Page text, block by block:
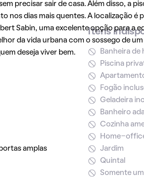
precisar sair de casa. Além disso, a
nos dias mais quentes. A localização é
Sabin, uma excelente opção para a
da vida urbana com o sossego de
deseja viver bem.
amplas
Itens
Banheira de
Piscina
Fogão
Geladeira
Banheiro
Cozinha
Home-
Jardim
Quintal
Somente